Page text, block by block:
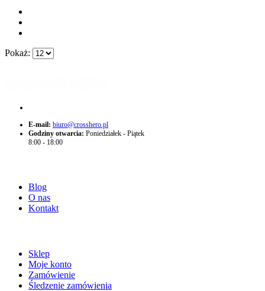
Pokaż:
E-mail: biuro@crosshero.pl
Godziny otwarcia: Poniedziałek - Piątek
8:00 - 18:00
Blog
O nas
Kontakt
Sklep
Moje konto
Zamówienie
Śledzenie zamówienia